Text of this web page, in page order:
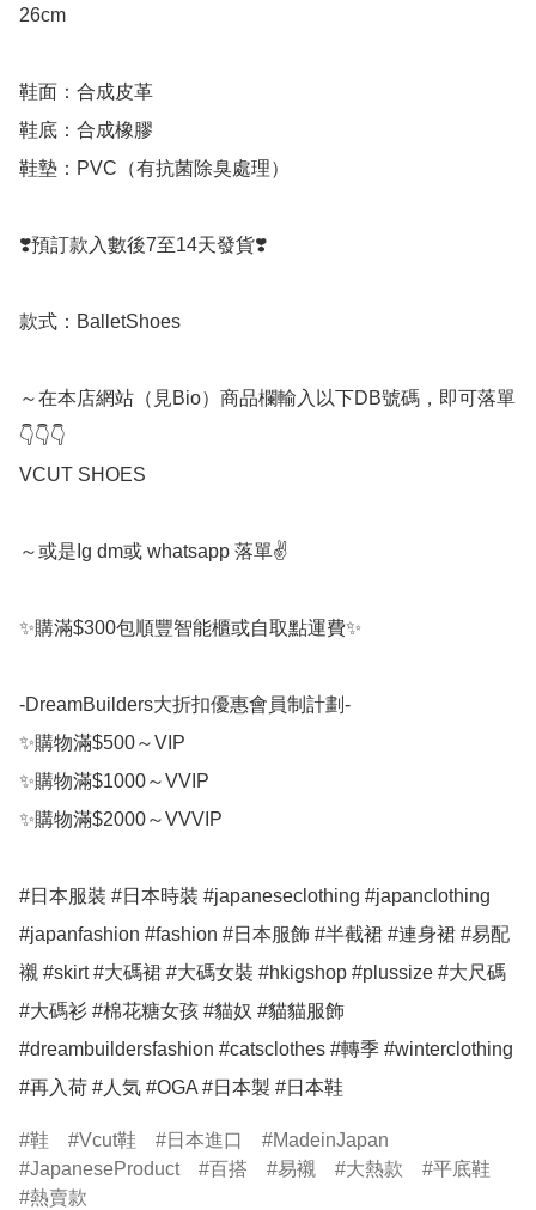
26cm
鞋面：合成皮革
鞋底：合成橡膠
鞋墊：PVC（有抗菌除臭處理）
❣️預訂款入數後7至14天發貨❣️
款式：BalletShoes
～在本店網站（見Bio）商品欄輸入以下DB號碼，即可落單
👇👇👇
VCUT SHOES
～或是Ig dm或 whatsapp 落單✌️
✨購滿$300包順豐智能櫃或自取點運費✨
-DreamBuilders大折扣優惠會員制計劃-
✨購物滿$500～VIP
✨購物滿$1000～VVIP
✨購物滿$2000～VVVIP
#日本服裝 #日本時裝 #japaneseclothing #japanclothing
#japanfashion #fashion #日本服飾 #半截裙 #連身裙 #易配
襯 #skirt #大碼裙 #大碼女裝 #hkigshop #plussize #大尺碼
#大碼衫 #棉花糖女孩 #貓奴 #貓貓服飾
#dreambuildersfashion #catsclothes #轉季 #winterclothing
#再入荷 #人気 #OGA #日本製 #日本鞋
鞋 Vcut鞋 日本進口
MadeinJapan
JapaneseProduct
百搭 易襯 大熱款
平底鞋
熱賣款